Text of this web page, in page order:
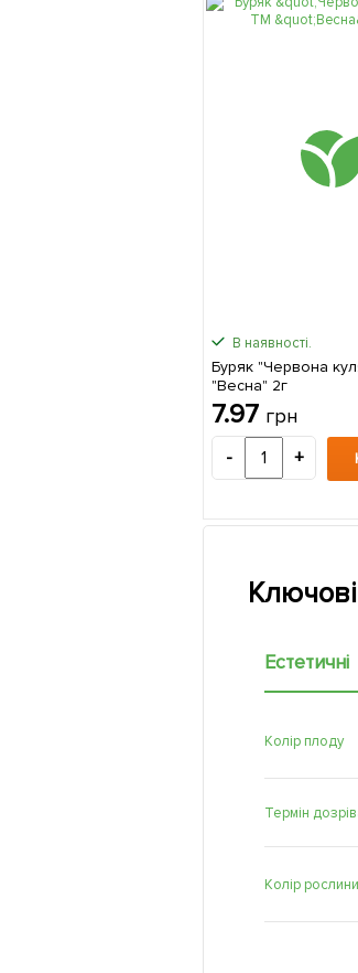
В наявності.
Буряк "Червона
"Весна" 2г
7.97 грн
- +
Естетичні
Колір плоду
Термін
Колір рослини